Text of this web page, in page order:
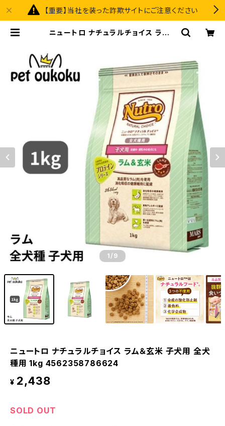
【重要】当社を装った詐欺サイトにご注意ください
ニュートロ ナチュラルチョイス ラム＆
1 /9
ニュートロ ナチュラルチョイス ラム＆玄米 子犬用 全犬
種用 1kg 4562358786624
¥ 2,438
SOLD OUT